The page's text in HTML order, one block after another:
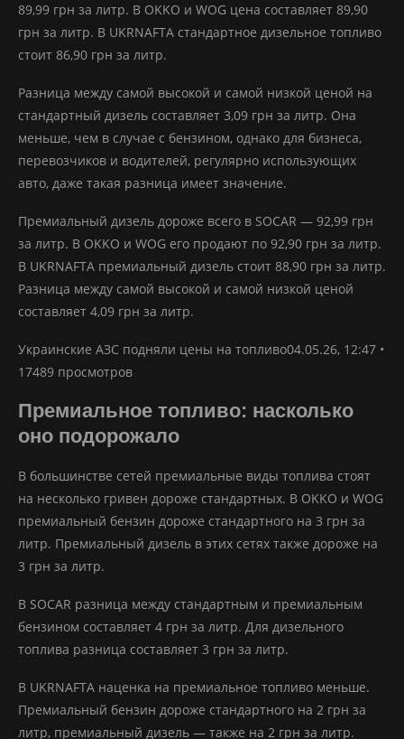
89,99 грн за литр. В OKKO и WOG цена составляет 89,90
грн за литр. В UKRNAFTA стандартное дизельное топливо
стоит 86,90 грн за литр.
Разница между самой высокой и самой низкой ценой на
стандартный дизель составляет 3,09 грн за литр. Она
меньше, чем в случае с бензином, однако для бизнеса,
перевозчиков и водителей, регулярно использующих
авто, даже такая разница имеет значение.
Премиальный дизель дороже всего в SOCAR — 92,99 грн
за литр. В OKKO и WOG его продают по 92,90 грн за литр.
В UKRNAFTA премиальный дизель стоит 88,90 грн за литр.
Разница между самой высокой и самой низкой ценой
составляет 4,09 грн за литр.
Украинские АЗС подняли цены на топливо04.05.26, 12:47 •
17489 просмотров
Премиальное топливо: насколько
оно подорожало
В большинстве сетей премиальные виды топлива стоят
на несколько гривен дороже стандартных. В OKKO и WOG
премиальный бензин дороже стандартного на 3 грн за
литр. Премиальный дизель в этих сетях также дороже на
3 грн за литр.
В SOCAR разница между стандартным и премиальным
бензином составляет 4 грн за литр. Для дизельного
топлива разница составляет 3 грн за литр.
В UKRNAFTA наценка на премиальное топливо меньше.
Премиальный бензин дороже стандартного на 2 грн за
литр, премиальный дизель — также на 2 грн за литр.